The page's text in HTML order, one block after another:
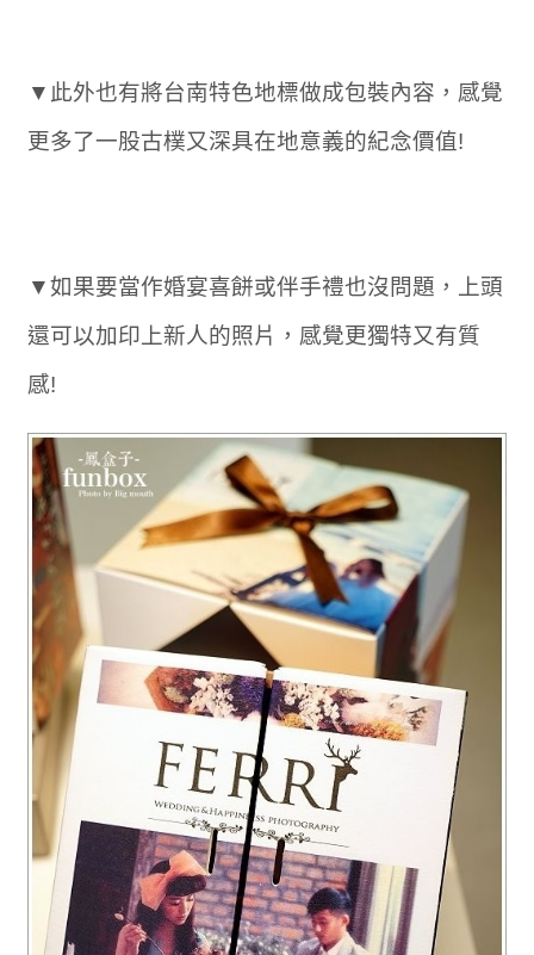
▼此外也有將台南特色地標做成包裝內容，感覺
更多了一股古樸又深具在地意義的紀念價值!
▼如果要當作婚宴喜餅或伴手禮也沒問題，上頭
還可以加印上新人的照片，感覺更獨特又有質
感!